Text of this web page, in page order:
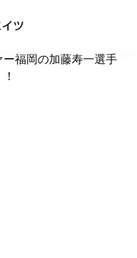
福岡の加藤寿一選手